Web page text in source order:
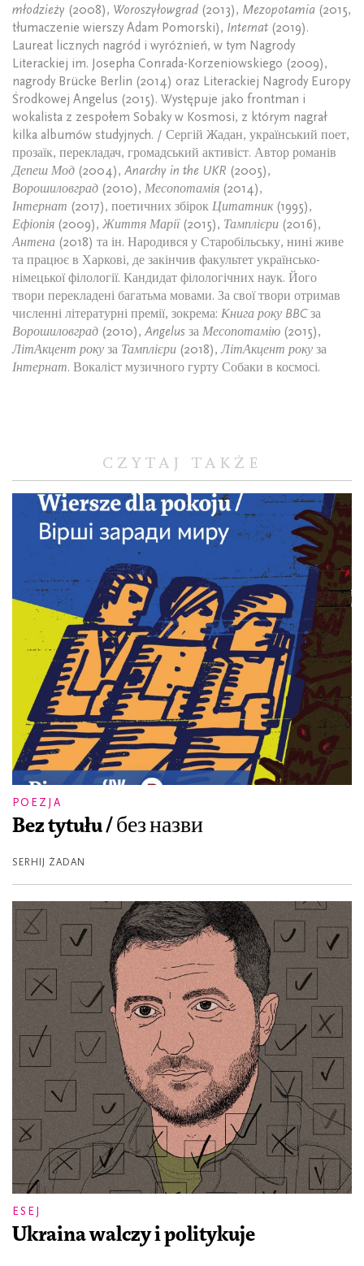
młodzieży (2008), Woroszyłowgrad (2013), Mezopotamia (2015,
tłumaczenie wierszy Adam Pomorski), Internat (2019).
Laureat licznych nagród i wyróżnień, w tym Nagrody
Literackiej im. Josepha Conrada-Korzeniowskiego (2009),
nagrody Brücke Berlin (2014) oraz Literackiej Nagrody Europy
Środkowej Angelus (2015). Występuje jako frontman i
wokalista z zespołem Sobaky w Kosmosi, z którym nagrał
kilka albumów studyjnych. / Сергій Жадан, український поет,
прозаїк, перекладач, громадський активіст. Автор романів
Депеш Мод (2004), Anarchy in the UKR (2005),
Ворошиловград (2010), Месопотамія (2014),
Інтернат (2017), поетичних збірок Цитатник(1995),
Ефіопія (2009), Життя Марії(2015), Тамплієри (2016),
Антена (2018) та ін. Народився у Старобільську, нині живе
та працює в Харкові, де закінчив факультет українсько-
німецької філології. Кандидат філологічних наук. Його
твори перекладені багатьма мовами. За свої твори отримав
численні літературні премії, зокрема: Книга року BBCза
Ворошиловград (2010), Angelus за Месопотамію (2015),
ЛітАкцент року за Тамплієри (2018),ЛітАкцент року за
Інтернат. Вокаліст музичного гурту Собаки в космосі.
CZYTAJ TAKŻE
POEZJA
Bez tytułu / без назви
SERHIJ ŻADAN
ESEJ
Ukraina walczy i politykuje